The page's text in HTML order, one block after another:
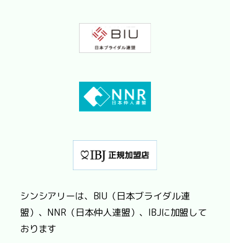
シンシアリーは、BIU（日本ブライダル連
盟）、NNR（日本仲人連盟）、IBJに加盟して
おります